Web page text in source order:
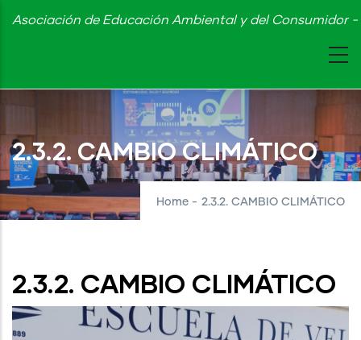
Skip
content
Asociación de Educación Ambiental y del Consumidor
2.3.2. CAMBIO CLIMÁTICO
Home - 2.3.2. CAMBIO CLIMÁTICO
2.3.2. CAMBIO CLIMÁTICO